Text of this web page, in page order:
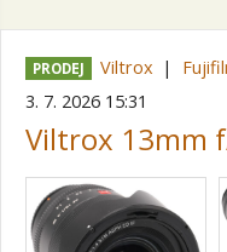
PRODEJ Viltrox
3. 7. 2026 15:31
Viltrox 13mm